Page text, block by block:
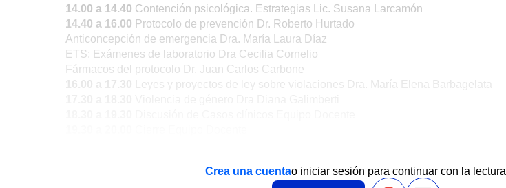
14.00 a 14.40 Contención psicológica. Estrategias Lic. Susana Larcamón
14.40 a 16.00 Protocolo de prevención Dr. Roberto Hurtado
Anticoncepción de emergencia Dra. María Laura Díaz
ETS: Exámenes de laboratorio Dra Cecilia Cornelio
Fármacos del protocolo Dr. Juan Carlos Carbone
16.00 a 17.30
Leyes y proyectos de ley sobre violaciones Dra. María Elena Barbagelata
Crea una cuentao iniciar sesión para continuar con la lectura